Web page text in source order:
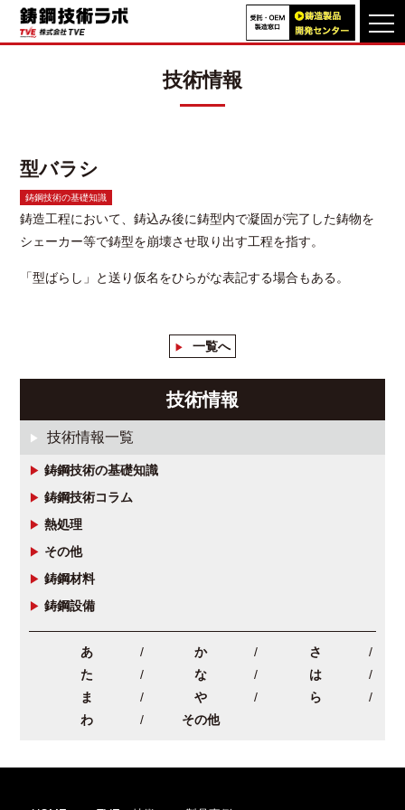
技術動画 ライブラリ
技術情報
技術資料
TOP>技術情報一覧
技術情報
型バラシ
鋳鋼技術の基礎知識
鋳造工程において、鋳込み後に鋳型内で凝固が完了した鋳物を
シェーカー等で鋳型を崩壊させ取り出す工程を指す。
「型ばらし」と送り仮名をひらがな表記する場合もある。
一覧へ
技術情報
技術情報一覧
鋳鋼技術の基礎知識
鋳鋼技術コラム
熱処理
その他
鋳鋼材料
鋳鋼設備
あ か
さ
た
な
は
ま
や
ら
わ
その他